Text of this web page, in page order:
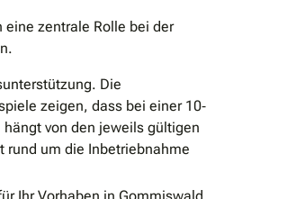
zentrale Rolle bei der
Die
zeigen, dass bei einer 10‐
von den jeweils gültigen
rund um die Inbetriebnahme